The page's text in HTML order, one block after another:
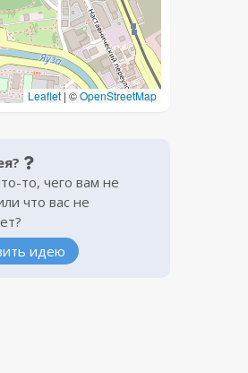
Leaflet|©OpenStreetMap
то, чего вам не
что вас не
идею